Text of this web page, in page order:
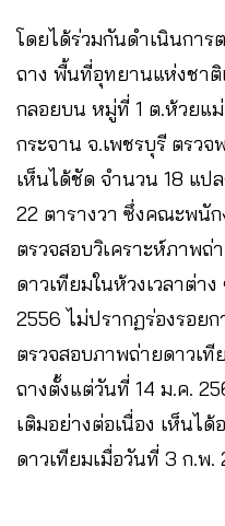
โดยได้ร่วมกันดำเนินกา
ถาง พื้นที่อุทยานแห่งชาติ
กลอยบน หมู่ที่ 1 ต.ห้วยแม่
กระจาน จ.เพชรบุรี ตรว
เห็นได้ชัด จำนวน 18 แป
22 ตารางวา​ ซึ่งคณะพนั
ตรวจสอบวิเคราะห์ภาพ
ดาวเทียมในห้วงเวลาต่า
2556 ไม่ปรากฏร่องรอย
ตรวจสอบภาพถ่ายดาวเที
ถางตั้งแต่วันที่ 14 ม.ค.
เติมอย่างต่อเนื่อง เห็นไ
ดาวเทียมเมื่อวันที่ 3 ก.พ